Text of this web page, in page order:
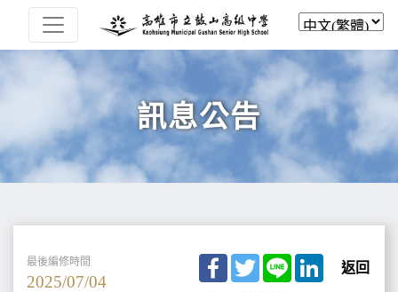
訊息公告
最後編修時間
2025/07/04
Facebook
TwitterLine LinkedIn
返回